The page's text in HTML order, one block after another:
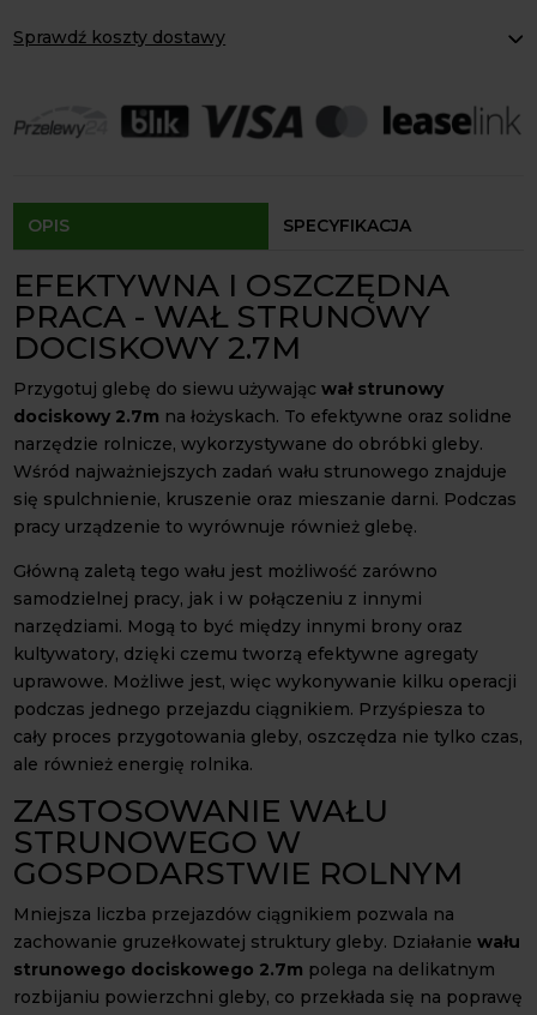
na
Sprawdź koszty dostawy
Agrol transport: 200 zł
Agrol transport gabaryty: ustalane indywidualnie
Dostępność form dostawy i ceny uzależniona od produktu.
OPIS SPECYFIKACJA
EFEKTYWNA I OSZCZĘDNA
PRACA - WAŁ STRUNOWY
DOCISKOWY 2.7M
Przygotuj glebę do siewu używającwał strunowy
dociskowy 2.7m na łożyskach. To efektywne oraz solidne
narzędzie rolnicze, wykorzystywane do obróbki gleby.
Wśród najważniejszych zadań wału strunowego znajduje
się spulchnienie, kruszenie oraz mieszanie darni. Podczas
pracy urządzenie to wyrównuje również glebę.
Główną zaletą tego wału jest możliwość zarówno
samodzielnej pracy, jak i w połączeniu z innymi
narzędziami. Mogą to być między innymi brony oraz
kultywatory, dzięki czemu tworzą efektywne agregaty
uprawowe. Możliwe jest, więc wykonywanie kilku operacji
podczas jednego przejazdu ciągnikiem. Przyśpiesza to
cały proces przygotowania gleby, oszczędza nie tylko czas,
ale również energię rolnika.
ZASTOSOWANIE WAŁU
STRUNOWEGO W
GOSPODARSTWIE ROLNYM
Mniejsza liczba przejazdów ciągnikiem pozwala na
zachowanie gruzełkowatej struktury gleby. Działaniewału
strunowego dociskowego 2.7m polega na delikatnym
rozbijaniu powierzchni gleby, co przekłada się na poprawę